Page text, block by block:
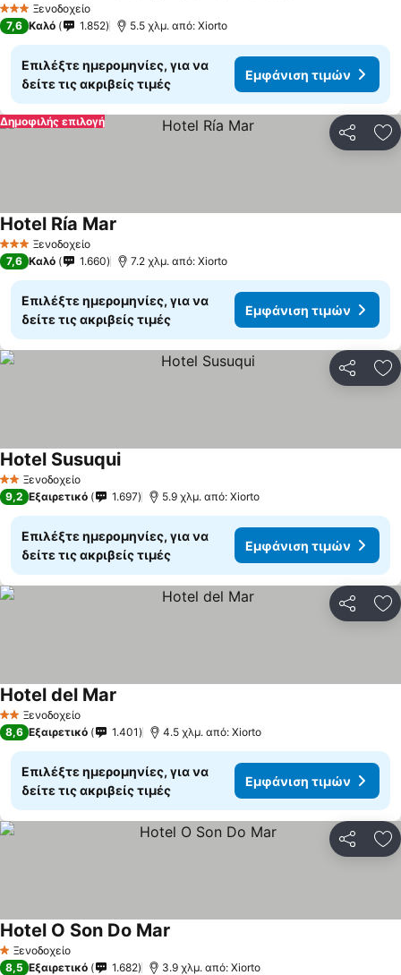
3 ΑστέριαΞενοδοχείο
7,6 Καλό 1.852 5.5 χλμ. από: Xiorto
Επιλέξτε ημερομηνίες, για να
δείτε τις ακριβείς τιμές
Εμφάνιση τιμών
Δημοφιλής επιλογή
3 ΑστέριαΞενοδοχείο
Hotel Ría Mar
7,6 Καλό 1.660 7.2 χλμ. από: Xiorto
Επιλέξτε ημερομηνίες, για να
δείτε τις ακριβείς τιμές
Εμφάνιση τιμών
2 ΑστέριαΞενοδοχείο
Hotel Susuqui
9,2 Εξαιρετικό 1.697 5.9 χλμ. από: Xiorto
Επιλέξτε ημερομηνίες, για να
δείτε τις ακριβείς τιμές
Εμφάνιση τιμών
2 ΑστέριαΞενοδοχείο
Hotel del Mar
8,6 Εξαιρετικό 1.401 4.5 χλμ. από: Xiorto
Επιλέξτε ημερομηνίες, για να
δείτε τις ακριβείς τιμές
Εμφάνιση τιμών
1 Αστέρια
Ξενοδοχείο
Hotel O Son Do Mar
8,5 Εξαιρετικό 1.682 3.9 χλμ. από: Xiorto